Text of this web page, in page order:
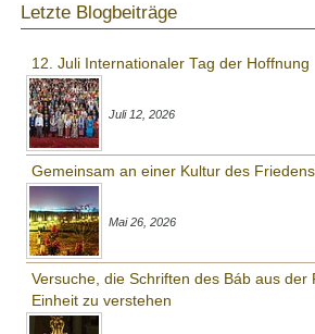
Letzte Blogbeiträge
12. Juli Internationaler Tag der Hoffnung
Juli 12, 2026
Gemeinsam an einer Kultur des
Mai 26, 2026
Versuche, die Schriften des Báb aus der
Einheit zu verstehen